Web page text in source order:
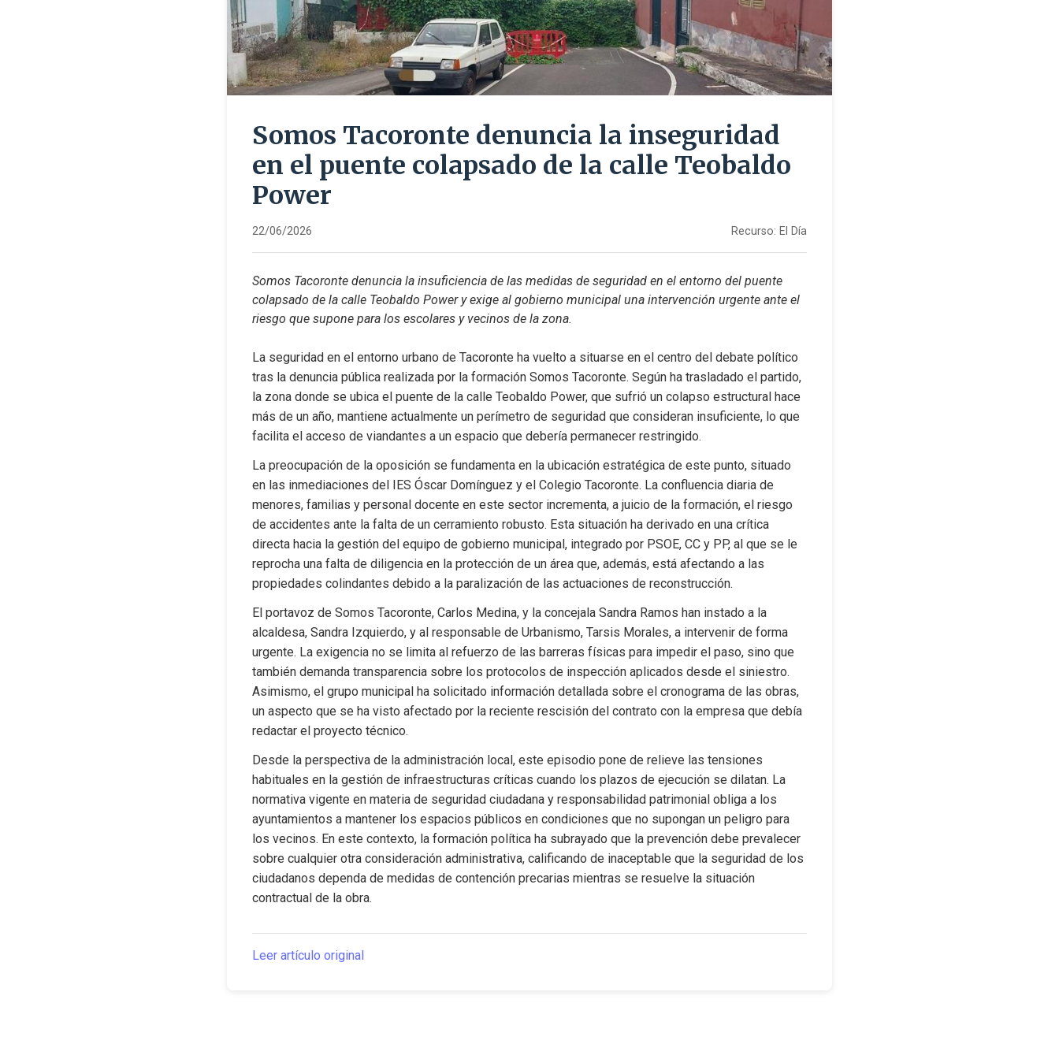
Somos Tacoronte denuncia la inseguridad
en el puente colapsado de la calle Teobaldo
Power
22/06/2026 Recurso: El Día
Somos Tacoronte denuncia la insuficiencia de las medidas de seguridad en el entorno del puente
colapsado de la calle Teobaldo Power y exige al gobierno municipal una intervención urgente ante el
riesgo que supone para los escolares y vecinos de la zona.
La seguridad en el entorno urbano de Tacoronte ha vuelto a situarse en el centro del debate político
tras la denuncia pública realizada por la formación Somos Tacoronte. Según ha trasladado el partido,
la zona donde se ubica el puente de la calle Teobaldo Power, que sufrió un colapso estructural hace
más de un año, mantiene actualmente un perímetro de seguridad que consideran insuficiente, lo que
facilita el acceso de viandantes a un espacio que debería permanecer restringido.
La preocupación de la oposición se fundamenta en la ubicación estratégica de este punto, situado
en las inmediaciones del IES Óscar Domínguez y el Colegio Tacoronte. La confluencia diaria de
menores, familias y personal docente en este sector incrementa, a juicio de la formación, el riesgo
de accidentes ante la falta de un cerramiento robusto. Esta situación ha derivado en una crítica
directa hacia la gestión del equipo de gobierno municipal, integrado por PSOE, CC y PP, al que se le
reprocha una falta de diligencia en la protección de un área que, además, está afectando a las
propiedades colindantes debido a la paralización de las actuaciones de reconstrucción.
El portavoz de Somos Tacoronte, Carlos Medina, y la concejala Sandra Ramos han instado a la
alcaldesa, Sandra Izquierdo, y al responsable de Urbanismo, Tarsis Morales, a intervenir de forma
urgente. La exigencia no se limita al refuerzo de las barreras físicas para impedir el paso, sino que
también demanda transparencia sobre los protocolos de inspección aplicados desde el siniestro.
Asimismo, el grupo municipal ha solicitado información detallada sobre el cronograma de las obras,
un aspecto que se ha visto afectado por la reciente rescisión del contrato con la empresa que debía
redactar el proyecto técnico.
Desde la perspectiva de la administración local, este episodio pone de relieve las tensiones
habituales en la gestión de infraestructuras críticas cuando los plazos de ejecución se dilatan. La
normativa vigente en materia de seguridad ciudadana y responsabilidad patrimonial obliga a los
ayuntamientos a mantener los espacios públicos en condiciones que no supongan un peligro para
los vecinos. En este contexto, la formación política ha subrayado que la prevención debe prevalecer
sobre cualquier otra consideración administrativa, calificando de inaceptable que la seguridad de los
ciudadanos dependa de medidas de contención precarias mientras se resuelve la situación
contractual de la obra.
Leer artículo original